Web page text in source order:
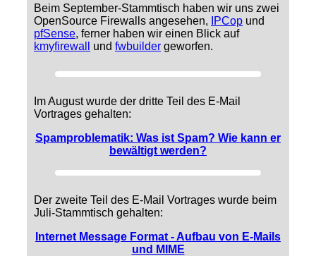
Beim September-Stammtisch haben wir uns zwei
OpenSource Firewalls angesehen,
IPCop und
pfSense, ferner haben wir einen Blick auf
kmyfirewall
und fwbuilder geworfen.
Im August wurde der dritte Teil des E-Mail
Vortrages gehalten:
Spamproblematik: Was ist Spam? Wie kann er
bewältigt werden?
Der zweite Teil des E-Mail Vortrages wurde beim
Juli-Stammtisch gehalten:
Internet Message Format - Aufbau von E-Mails
und MIME